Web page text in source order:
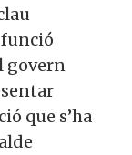
govern
que s’ha